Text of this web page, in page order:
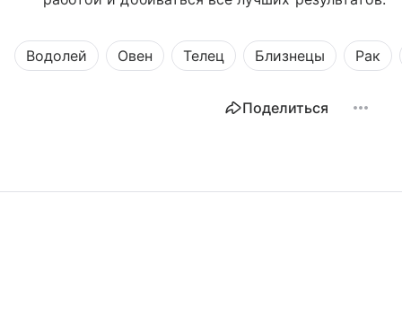
Водолей Овен Телец Близнецы Рак
Поделиться